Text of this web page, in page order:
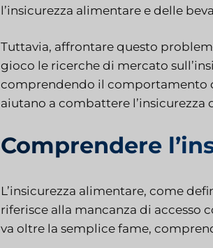
l’insicurezza alimentare e delle
Tuttavia, affrontare questo
gioco le ricerche di mercato
comprendendo il comportamento
aiutano a combattere l’insicurezza
Comprendere
L’insicurezza alimentare, come
riferisce alla mancanza di accesso
va oltre la semplice fame,